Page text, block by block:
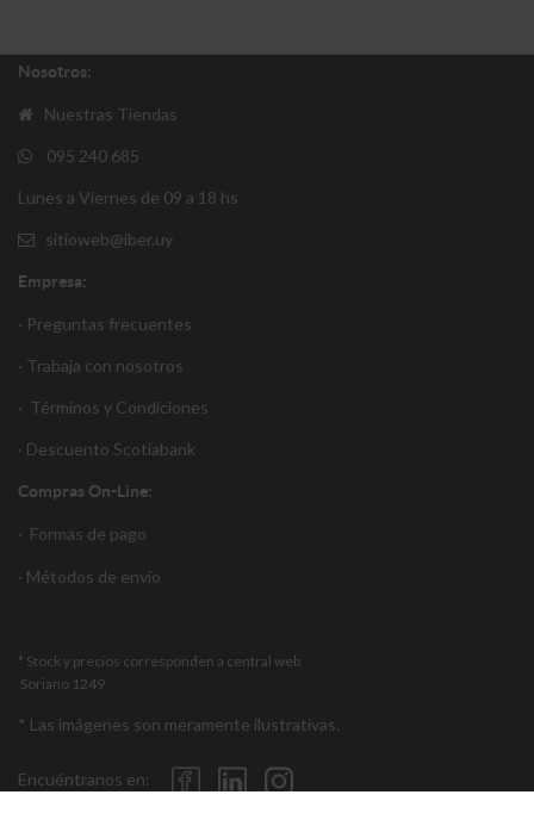
Nosotros:
Nuestras Tiendas
095 240 685
Lunes a Viernes de 09 a 18 hs
sitioweb@iber.uy
Empresa:
· Preguntas frecuentes
· Trabaja con nosotros
· Términos y Condiciones
· Descuento Scotiabank
Compras On-Line:
· Formas de pago
· Métodos de envío
* Stock y precios corresponden a central web
Soriano 1249
* Las imágenes son meramente ilustrativas.
Encuéntranos en: